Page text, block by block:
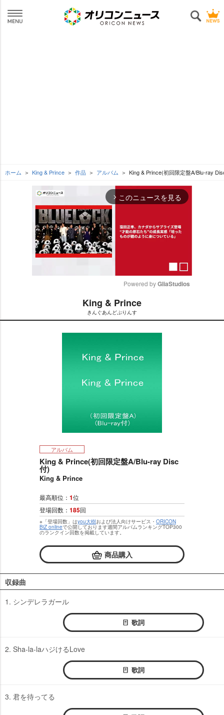
ホーム King & Prince 作品 アルバム King & Prince(初回限定盤A/Blu-ray
arrow_forward_ios このニュースを見る
t
e
Powered by GliaStudios
King & Prince
きんぐあんどぷりんす
アルバム
King & Prince(初回限定盤A/Blu-ray Disc
付)
King & Prince
最高順位： 1位
登場回数： 185回
※「登場回数」はyou大樹および法人向けサービス・ ORICON
BiZ onlineで公開しております週間アルバムランキングTOP300
のランクイン回数を掲載しています。
商品購入
収録曲
1. シンデレラガール
歌詞
2. Sha-la-laハジけるLove
歌詞
3. 君を待ってる